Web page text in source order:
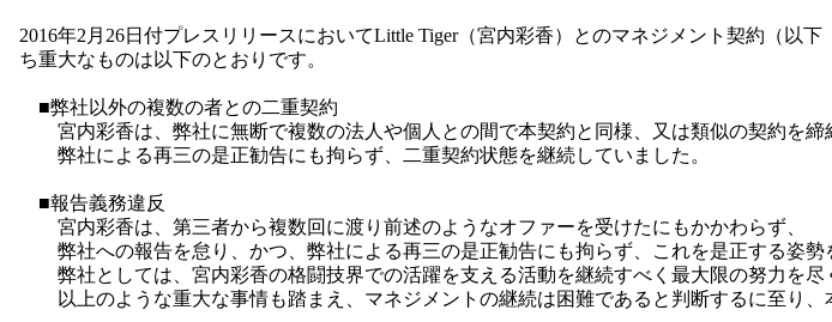
2016年2月26日付プレスリリースにおいてLittle Tiger（宮内彩香）とのマネジメント契約（以
ち重大なものは以下のとおりです。
■弊社以外の複数の者との二重契約
宮内彩香は、弊社に無断で複数の法人や個人との間で本契約と同様、又は類似の契約を締
弊社による再三の是正勧告にも拘らず、二重契約状態を継続していました。
■報告義務違反
宮内彩香は、第三者から複数回に渡り前述のようなオファーを受けたにもかかわらず、
弊社への報告を怠り、かつ、弊社による再三の是正勧告にも拘らず、これを是正する姿勢
弊社としては、宮内彩香の格闘技界での活躍を支える活動を継続すべく最大限の努力を尽
以上のような重大な事情も踏まえ、マネジメントの継続は困難であると判断するに至り、